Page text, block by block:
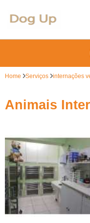
Home Serviços internações
Animais